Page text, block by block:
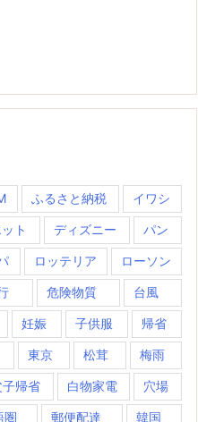
ふるさと納税 イワシ
ト ディズニー パン
ロッテリア ローソン
危険物質 台風
妊娠 子供服 帰省
東京 松茸 梅雨
子帰省 白物家電 穴場
圏 郵便配達 韓国